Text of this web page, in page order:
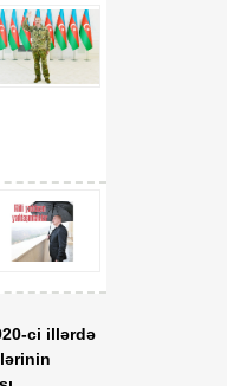
ci illərdə